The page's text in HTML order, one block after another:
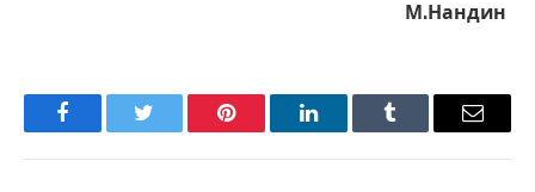
М.Нандин
FacebookTwitter Pinterest LinkedInTumblr Имэйл